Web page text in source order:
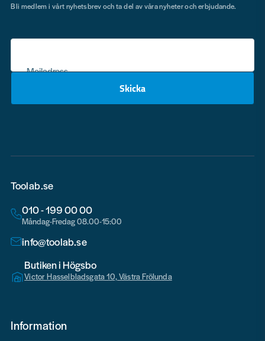
Mejladress
Skicka
Bli medlem i vårt nyhetsbrev och ta del av våra nyheter och erbjudande.
Toolab.se
010 - 199 00 00
Måndag-Fredag 08.00-15:00
info@toolab.se
Butiken i Högsbo
Victor Hasselbladsgata 10, Västra Frölunda
Information